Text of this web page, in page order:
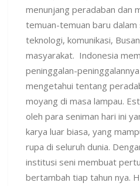
menunjang peradaban dan
temuan-temuan baru
teknologi, komunikasi,
masyarakat. Indonesia
peninggalan-
mengetahui tentang
moyang di masa lampau.
oleh para seniman hari ini
karya luar biasa, yang
rupa di seluruh dunia.
institusi seni membuat
bertambah tiap tahun nya.